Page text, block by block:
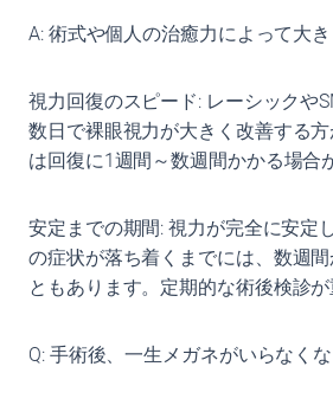
A: 術式や個人の治癒力によって大き
視力回復のスピード: レーシックや
数日で裸眼視力が大きく改善する
は回復に1週間～数週間かかる場合
安定までの期間: 視力が完全に安定
の症状が落ち着くまでには、数週
ともあります。定期的な術後検診が
Q: 手術後、一生メガネがいらなく